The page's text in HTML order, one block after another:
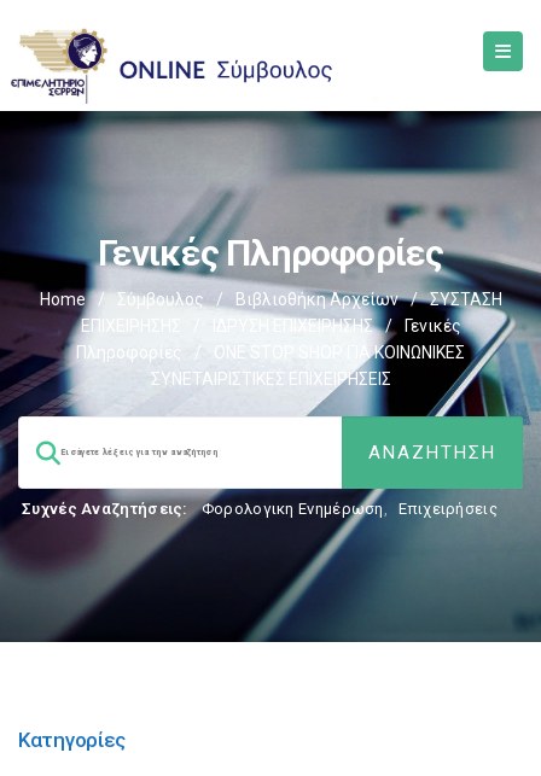
Γενικές Πληροφορίες
Home / Σύμβουλος / Βιβλιοθήκη Αρχείων /
ΣΥΣΤΑΣΗ
ΕΠΙΧΕΙΡΗΣΗΣ
ΙΔΡΥΣΗ ΕΠΙΧΕΙΡΗΣΗΣ /
Γενικές
Πληροφορίες
/
ONE STOP SHOP ΓΙΑ ΚΟΙΝΩΝΙΚΕΣ
ΣΥΝΕΤΑΙΡΙΣΤΙΚΕΣ ΕΠΙΧΕΙΡΗΣΕΙΣ
Συχνές Αναζητήσεις: Φορολογικη Ενημέρωση, Επιχειρήσεις
Κατηγορίες